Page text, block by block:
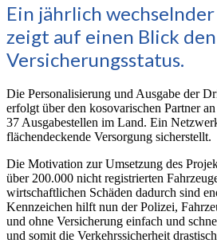
Ein jährlich
zeigt auf einen Blick
Versicherungsstatus.
Die Personalisierung und Ausgabe der
erfolgt über den kosovarischen Partner
37 Ausgabestellen im Land. Ein
flächendeckende Versorgung sicherstellt.
Die Motivation zur Umsetzung des
über 200.000 nicht registrierten
wirtschaftlichen Schäden dadurch sind
Kennzeichen hilft nun der Polizei,
und ohne Versicherung einfach und
und somit die Verkehrssicherheit